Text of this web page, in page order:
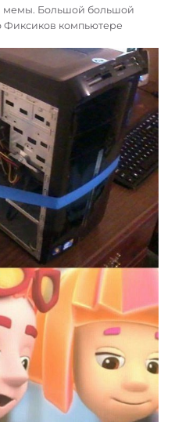
Большой большой
компьютере